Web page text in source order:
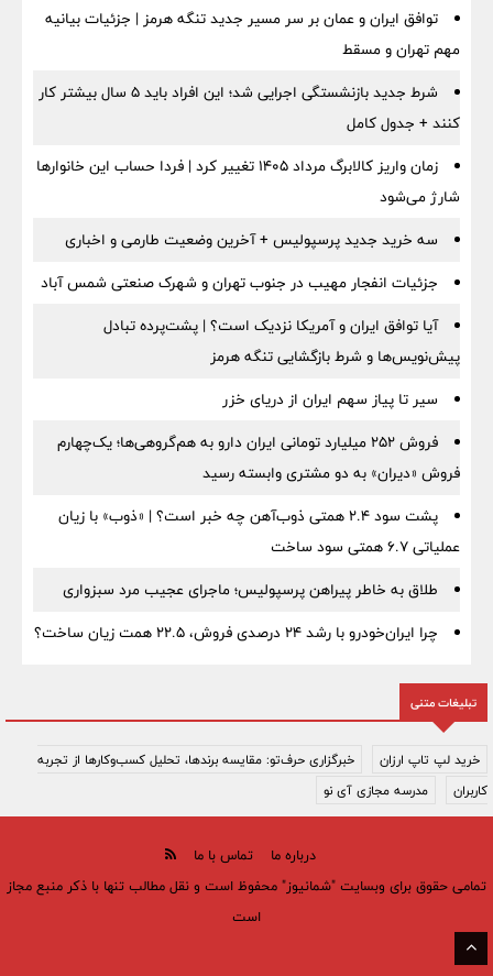
توافق ایران و عمان بر سر مسیر جدید تنگه هرمز | جزئیات بیانیه
مهم تهران و مسقط
شرط جدید بازنشستگی اجرایی شد؛ این افراد باید ۵ سال بیشتر کار
کنند + جدول کامل
زمان واریز کالابرگ مرداد ۱۴۰۵ تغییر کرد | فردا حساب این خانوارها
شارژ می‌شود
سه خرید جدید پرسپولیس + آخرین وضعیت طارمی و اخباری
جزئیات انفجار مهیب در جنوب تهران و شهرک صنعتی شمس آباد
آیا توافق ایران و آمریکا نزدیک است؟ | پشت‌پرده تبادل
پیش‌نویس‌ها و شرط بازگشایی تنگه هرمز
سیر تا پیاز سهم ایران از دریای خزر
فروش ۲۵۲ میلیارد تومانی ایران دارو به هم‌گروهی‌ها؛ یک‌چهارم
فروش «دیران» به دو مشتری وابسته رسید
پشت سود ۲.۴ همتی ذوب‌آهن چه خبر است؟ | «ذوب» با زیان
عملیاتی ۶.۷ همتی سود ساخت
طلاق به خاطر پیراهن پرسپولیس؛ ماجرای عجیب مرد سبزواری
چرا ایران‌خودرو با رشد ۲۴ درصدی فروش، ۲۲.۵ همت زیان ساخت؟
تبلیغات متنی
خرید لپ تاپ ارزان
خبرگزاری حرف‌تو: مقایسه برندها، تحلیل کسب‌وکارها از تجربه
کاربران
مدرسه مجازی آی نو
درباره ما
تماس با ما
تمامی حقوق برای وبسایت "شمانیوز" محفوظ است و نقل مطالب تنها با ذکر منبع مجاز
است